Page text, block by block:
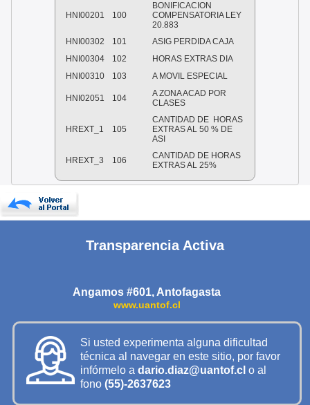
HNI00201 100
BONIFICACION
COMPENSATORIA LEY
20.883
HNI00302
101
ASIG PERDIDA CAJA
HNI00304
102
HORAS EXTRAS DIA
HNI00310
103 A MOVIL ESPECIAL
HNI02051 104
A ZONA ACAD POR
CLASES
HREXT_1 105
CANTIDAD DE HORAS
EXTRAS AL 50 % DE
ASI
HREXT_3 106
CANTIDAD DE HORAS
EXTRAS AL 25%
Transparencia Activa
Angamos #601, Antofagasta
www.uantof.cl
Si usted experimenta alguna dificultad
técnica al navegar en este sitio, por favor
infórmelo a dario.diaz@uantof.cl o al
fono (55)-2637623